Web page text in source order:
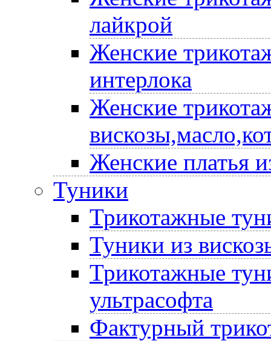
лайкрой
Женские
интерлока
Женские
Женские платья
Туники
Трикотажные
Туники из
Трикотажные
ультрасофта
Фактурный